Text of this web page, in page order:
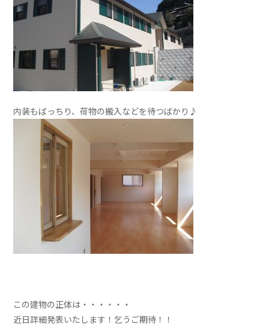
内装もばっちり、荷物の搬入などを待つばかり♪
この建物の正体は・・・・・・
近日詳細発表いたします！乞うご期待！！